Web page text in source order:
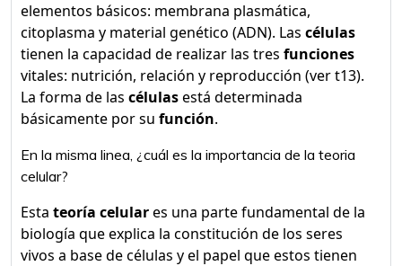
elementos básicos: membrana plasmática,
citoplasma y material genético (ADN). Las células
tienen la capacidad de realizar las tres funciones
vitales: nutrición, relación y reproducción (ver t13).
La forma de las célulasestá determinada
básicamente por su función.
En la misma linea, ¿cuál es la importancia de la teoria
celular?
Esta teoría celulares una parte fundamental de la
biología que explica la constitución de los seres
vivos a base de células y el papel que estos tienen